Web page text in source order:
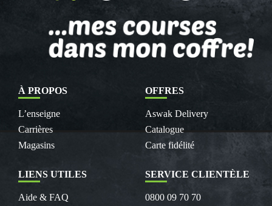
À PROPOS
L’enseigne
Carrières
Magasins
OFFRES
Aswak Delivery
Catalogue
Carte fidélité
LIENS UTILES
Aide & FAQ
SERVICE CLIENTÈLE
0800 09 70 70